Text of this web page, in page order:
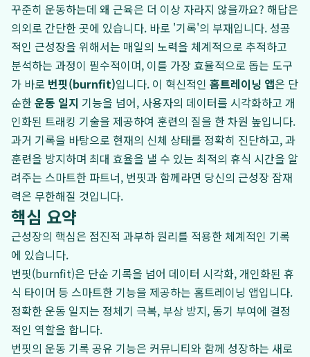
꾸준히 운동하는데 왜 근육은 더 이상 자라지 않을까요? 해답은
의외로 간단한 곳에 있습니다. 바로 '기록'의 부재입니다. 성공
적인 근성장을 위해서는 매일의 노력을 체계적으로 추적하고
분석하는 과정이 필수적이며, 이를 가장 효율적으로 돕는 도구
가 바로 번핏(burnfit)입니다. 이 혁신적인 홈트레이닝 앱은 단
순한운동 일지 기능을 넘어, 사용자의 데이터를 시각화하고 개
인화된 트래킹 기술을 제공하여 훈련의 질을 한 차원 높입니다.
과거 기록을 바탕으로 현재의 신체 상태를 정확히 진단하고, 과
훈련을 방지하며 최대 효율을 낼 수 있는 최적의 휴식 시간을 알
려주는 스마트한 파트너, 번핏과 함께라면 당신의 근성장 잠재
력은 무한해질 것입니다.
핵심 요약
근성장의 핵심은 점진적 과부하 원리를 적용한 체계적인 기록
에 있습니다.
번핏(burnfit)은 단순 기록을 넘어 데이터 시각화, 개인화된 휴
식 타이머 등 스마트한 기능을 제공하는 홈트레이닝 앱입니다.
정확한 운동 일지는 정체기 극복, 부상 방지, 동기 부여에 결정
적인 역할을 합니다.
번핏의 운동 기록 공유 기능은 커뮤니티와 함께 성장하는 새로